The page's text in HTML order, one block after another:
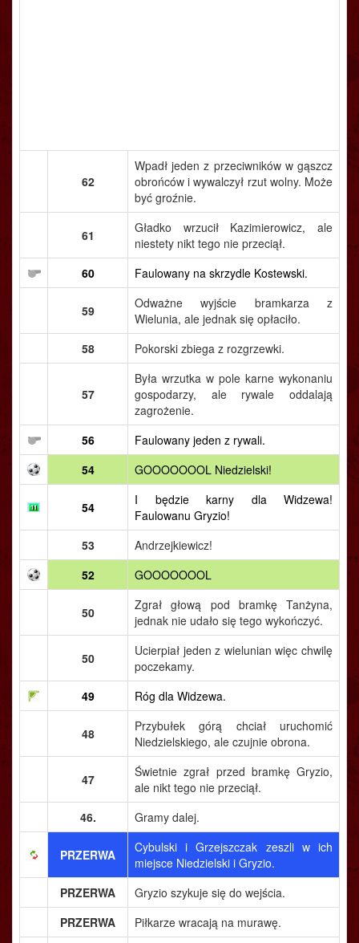
62
Wpadł jeden z przeciwników w gąszcz
obrońców i wywalczył rzut wolny. Może
być groźnie.
61
Gładko wrzucił Kazimierowicz, ale
niestety nikt tego nie przeciął.
60
Faulowany na skrzydle Kostewski.
59
Odważne wyjście bramkarza z
Wielunia, ale jednak się opłaciło.
58
Pokorski zbiega z rozgrzewki.
57
Była wrzutka w pole karne wykonaniu
gospodarzy, ale rywale oddalają
zagrożenie.
56
Faulowany jeden z rywali.
54
GOOOOOOOL Niedzielski!
54
I będzie karny dla Widzewa!
Faulowanu Gryzio!
53
Andrzejkiewicz!
52
GOOOOOOOL
50
Zgrał głową pod bramkę Tanżyna,
jednak nie udało się tego wykończyć.
50
Ucierpiał jeden z wielunian więc chwilę
poczekamy.
49
Róg dla Widzewa.
48
Przybułek górą chciał uruchomić
Niedzielskiego, ale czujnie obrona.
47
Świetnie zgrał przed bramkę Gryzio,
ale nikt tego nie przeciął.
46.
Gramy dalej.
PRZERWA
Cybulski i Grzejszczak zeszli w ich
miejsce Niedzielski i Gryzio.
PRZERWA
Gryzio szykuje się do wejścia.
PRZERWA
Piłkarze wracają na murawę.